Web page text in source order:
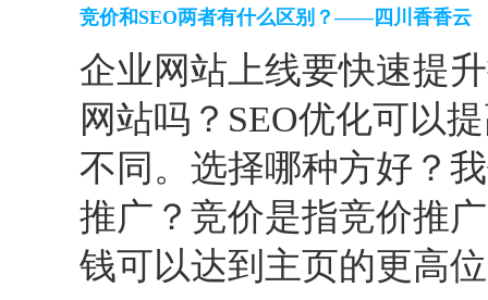
竞价和SEO两者有什么区别？——四川香香云
企业网站上线要快速提
网站吗？SEO优化可以
不同。选择哪种方好？
推广？竞价是指竞价推
钱可以达到主页的更高